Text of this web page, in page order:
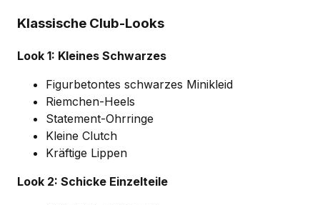
Klassische Club-Looks
Look 1: Kleines Schwarzes
Figurbetontes schwarzes Minikleid
Riemchen-Heels
Statement-Ohrringe
Kleine Clutch
Kräftige Lippen
Look 2: Schicke Einzelteile